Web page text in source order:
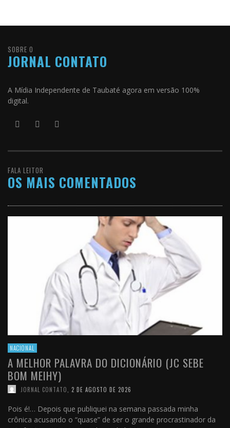
SOBRE O
JORNAL CONTATO
A Mídia Independente de Taubaté agora em versão 100%
digital.
FALA LEITOR
OS MAIS COMENTADOS
NACIONAL
A MELHOR PALAVRA DO DICIONÁRIO (JC SEBE
BOM MEIHY)
JORNAL CONTATO 2 DE AGOSTO DE 2026
Pois é!… Depois que publiquei na semana passada minha
crônica acusando o “quase” de ser o grande procrastinador da